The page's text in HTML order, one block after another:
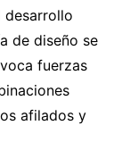
desarrollo
de diseño se
fuerzas
afilados y